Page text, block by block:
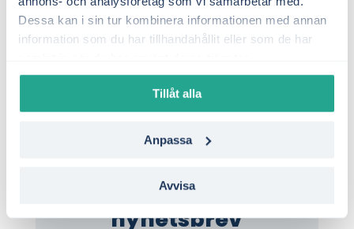
Dessa kan i sin tur kombinera informationen med annan
information som du har tillhandahållit eller som de har
Tillåt alla
Anpassa
Avvisa
landet man bor. Genom att vara proaktiv – se
över sitt elavtal, följa sin förbrukning och hålla
sig uppdaterad – går det att minimera påverkan
förändrat landskap.
Prenumerera på
nyhetsbrev